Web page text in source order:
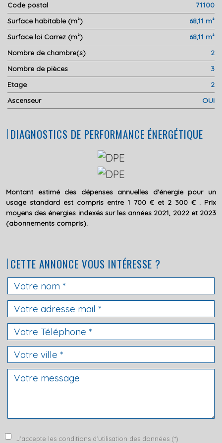
Code postal
71100
Surface habitable (m²)
68,11 m²
Surface loi Carrez (m²)
68,11 m²
Nombre de chambre(s)
2
Nombre de pièces
3
Etage
2
Ascenseur
OUI
DIAGNOSTICS DE PERFORMANCE ÉNERGÉTIQUE
Montant estimé des dépenses annuelles d'énergie pour un
usage standard est compris entre 1 700 € et 2 300 € . Prix
moyens des énergies indexés sur les années 2021, 2022 et 2023
(abonnements compris).
CETTE ANNONCE VOUS INTÉRESSE ?
J'accepte les conditions d'utilisation des données (*)